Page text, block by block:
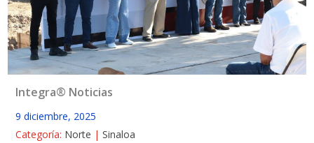
Integra® Noticias
9 diciembre, 2025
Categoría: Norte |Sinaloa